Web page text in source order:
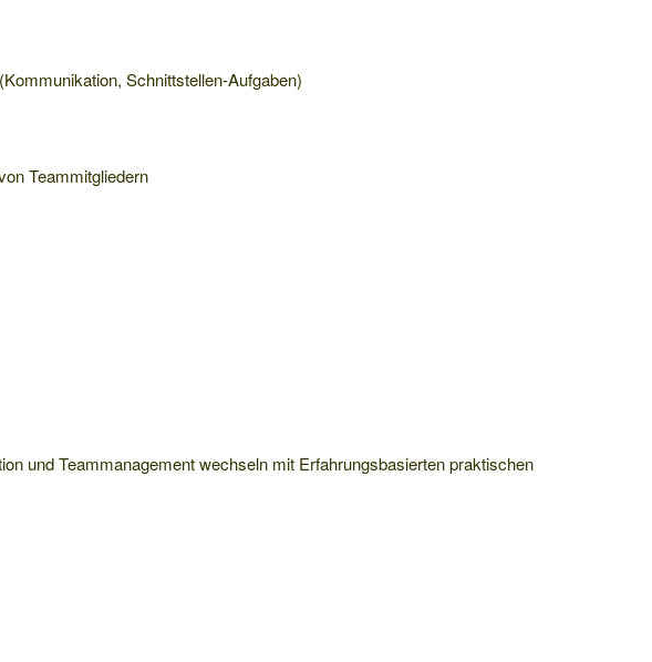
Schnittstellen-Aufgaben)
Teammitgliedern
und Teammanagement wechseln mit Erfahrungsbasierten praktischen